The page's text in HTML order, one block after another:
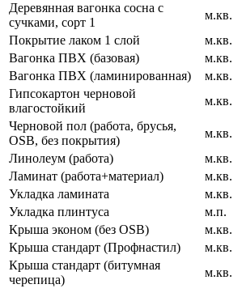
Деревянная вагонка сосна с
сучками, сорт 1
м.кв.
Покрытие лаком 1 слой
м.кв.
Вагонка ПВХ (базовая)
м.кв.
Вагонка ПВХ (ламинированная)
м.кв.
Гипсокартон черновой
влагостойкий
м.кв.
Черновой пол (работа, брусья,
OSB, без покрытия)
м.кв.
Линолеум (работа)
м.кв.
Ламинат (работа+материал)
м.кв.
Укладка ламината
м.кв.
Укладка плинтуса
м.п.
Крыша эконом (без OSB)
м.кв.
Крыша стандарт (Профнастил)
м.кв.
Крыша стандарт (битумная
черепица)
м.кв.